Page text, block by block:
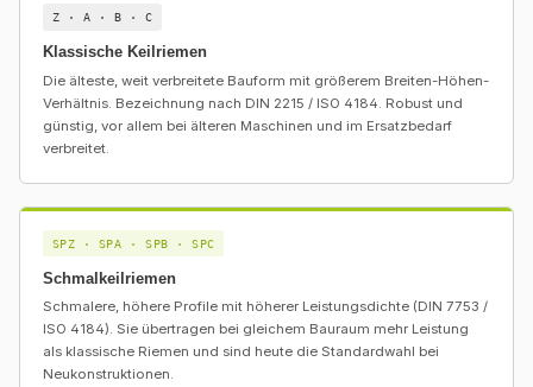
Z · A · B · C
Klassische Keilriemen
Die älteste, weit verbreitete Bauform mit größerem Breiten-Höhen-
Verhältnis. Bezeichnung nach DIN 2215 / ISO 4184. Robust und
günstig, vor allem bei älteren Maschinen und im Ersatzbedarf
verbreitet.
SPZ · SPA · SPB · SPC
Schmalkeilriemen
Schmalere, höhere Profile mit höherer Leistungsdichte (DIN 7753 /
ISO 4184). Sie übertragen bei gleichem Bauraum mehr Leistung
als klassische Riemen und sind heute die Standardwahl bei
Neukonstruktionen.